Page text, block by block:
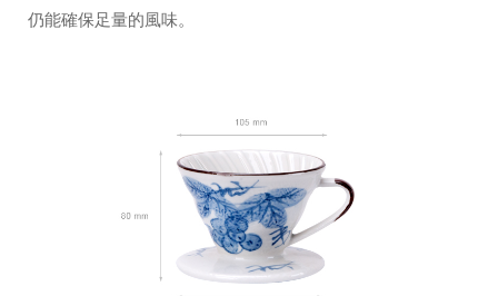
仍能確保足量的風味。